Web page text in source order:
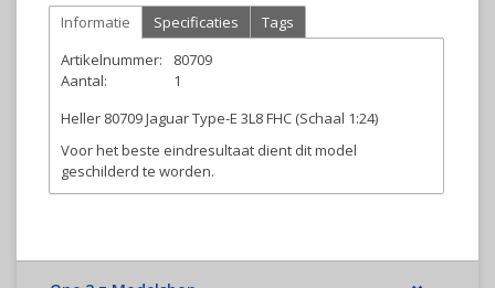
Informatie Specificaties
Tags
Artikelnummer:
80709
Aantal:
1
Heller 80709 Jaguar Type-E 3L8 FHC (Schaal 1:24)
Voor het beste eindresultaat dient dit model
geschilderd te worden.